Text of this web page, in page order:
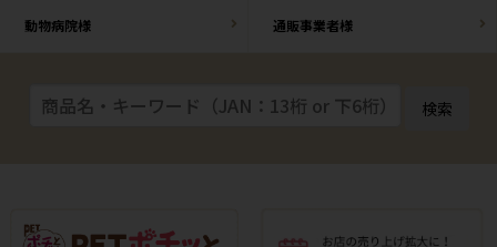
動物病院様 通販事業者様
検索